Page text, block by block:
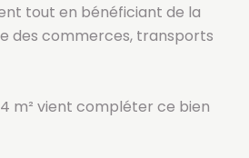
tout en bénéficiant de la
des commerces, transports
m² vient compléter ce bien